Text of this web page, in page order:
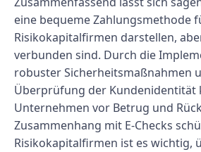
eine bequeme Zahlungsmethode
Risikokapitalfirmen darstellen,
verbunden sind. Durch die
robuster Sicherheitsmaßnahmen
Überprüfung der Kundenidentität
Unternehmen vor Betrug und
Zusammenhang mit E-Checks
Risikokapitalfirmen ist es wichtig,